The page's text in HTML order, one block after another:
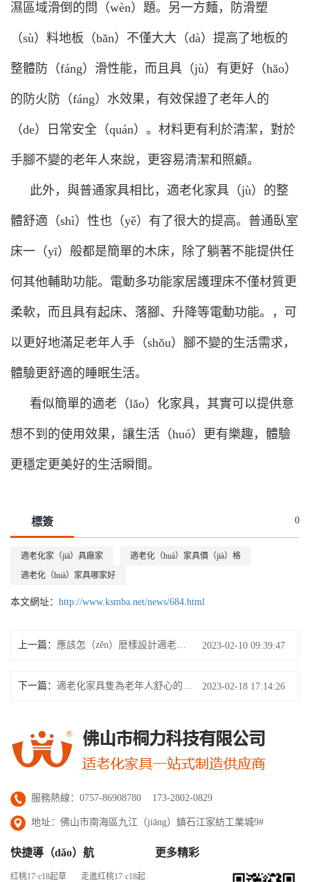
濕區域滑倒的問（wèn）題。另一方麵，防滑塑
（sù）料地板（bǎn）不僅大大（dà）提高了地板的
整體防（fáng）滑性能，而且具（jù）有更好（hǎo）
的防火防（fáng）水效果，有效保證了老年人的
（de）日常安全（quán）。材料更有利於清潔，對於
手腳不變的老年人來說，更容易清潔和照顧。
此外，與普通家具相比，適老化家具（jù）的整
體舒適（shì）性也（yě）有了很大的提高。普通臥室
床一（yī）般都是簡單的木床，除了躺著不能提供任
何其他輔助功能。電動多功能家居護理床不僅材質更
柔軟，而且具有起床、落腳、升降等電動功能。，可
以更好地滿足老年人手（shǒu）腳不變的生活需求，
體驗更舒適的睡眠生活。
看似簡單的適老（lǎo）化家具，其實可以提供意
想不到的使用效果，讓生活（huó）更有樂趣，體驗
更穩定更美好的生活瞬間。
標簽 0
適老化家（jiā）具廠家
適老化（huà）家具價（jià）格
適老化（huà）家具哪家好
本文網址： http://www.ksmba.net/news/684.html
上一篇： 應該怎（zěn）麽樣設計適老化家具坐具類 2023-02-10 09:39:47
下一篇： 適老化家具隻為老年人舒心的生（shēng）活 2023-02-18 17:14:26
服務熱線：0757-86908780 173-2802-0829
地址：佛山市南海區九江（jiāng）鎮石江家紡工業城9#
快捷導（dǎo）航
红桃17·c18起草 走進红桃17·c18起
更多精彩